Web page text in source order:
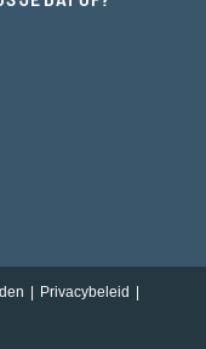
Privacybeleid